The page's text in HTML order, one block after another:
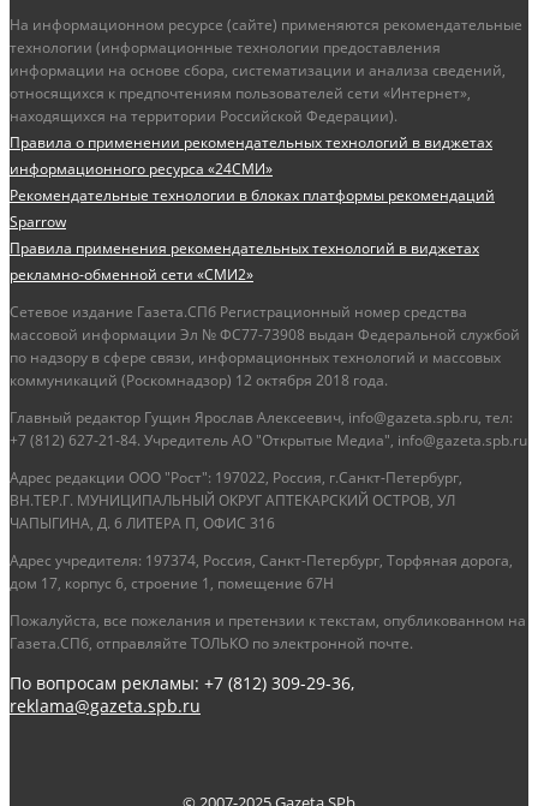
На информационном ресурсе (сайте) применяются рекомендательные
технологии (информационные технологии предоставления
информации на основе сбора, систематизации и анализа сведений,
относящихся к предпочтениям пользователей сети «Интернет»,
находящихся на территории Российской Федерации).
Правила о применении рекомендательных технологий в виджетах
информационного ресурса «24СМИ»
Рекомендательные технологии в блоках платформы рекомендаций
Sparrow
Правила применения рекомендательных технологий в виджетах
рекламно-обменной сети «СМИ2»
Сетевое издание Газета.СПб Регистрационный номер средства
массовой информации Эл № ФС77-73908 выдан Федеральной службой
по надзору в сфере связи, информационных технологий и массовых
коммуникаций (Роскомнадзор) 12 октября 2018 года.
Главный редактор Гущин Ярослав Алексеевич, info@gazeta.spb.ru, тел:
+7 (812) 627-21-84. Учредитель АО "Открытые Медиа", info@gazeta.spb.ru
Адрес редакции ООО "Рост": 197022, Россия, г.Санкт-Петербург,
ВН.ТЕР.Г. МУНИЦИПАЛЬНЫЙ ОКРУГ АПТЕКАРСКИЙ ОСТРОВ, УЛ
ЧАПЫГИНА, Д. 6 ЛИТЕРА П, ОФИС 316
Адрес учредителя: 197374, Россия, Санкт-Петербург, Торфяная дорога,
дом 17, корпус 6, строение 1, помещение 67Н
Пожалуйста, все пожелания и претензии к текстам, опубликованном на
Газета.СПб, отправляйте ТОЛЬКО по электронной почте.
По вопросам рекламы: +7 (812) 309-29-36,
reklama@gazeta.spb.ru